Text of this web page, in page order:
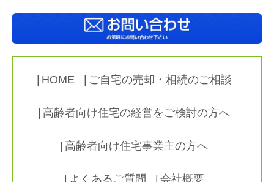
HOME ご自宅の売却・相続のご相談
高齢者向け住宅の経営をご検討の方へ
高齢者向け住宅事業主の方へ
よくあるご質問 会社概要